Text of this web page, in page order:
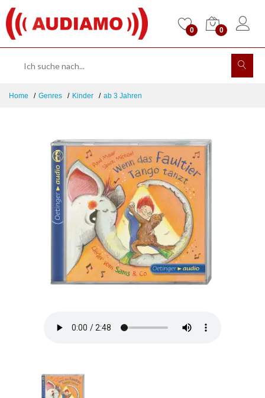
0 0
Home Genres Kinder ab 3 Jahren